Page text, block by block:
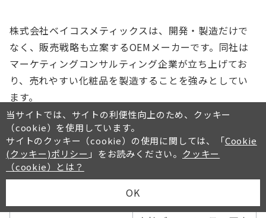
株式会社ベイコスメティックスは、開発・製造だけで
なく、販売戦略も立案するOEMメーカーです。同社は
マーケティングコンサルティング企業が立ち上げてお
り、売れやすい化粧品を製造することを強みとしてい
ます。
特徴
・マーケティングサポー
トが手厚い ・スピーディ
要問い合わせ
当サイトでは、サイトの利便性向上のため、クッキー
（cookie）を使用しています。
サイトのクッキー（cookie）の使用に関しては、「Cookie
(クッキー)ポリシー 」をお読みください。 クッキー
（cookie）とは？
OK